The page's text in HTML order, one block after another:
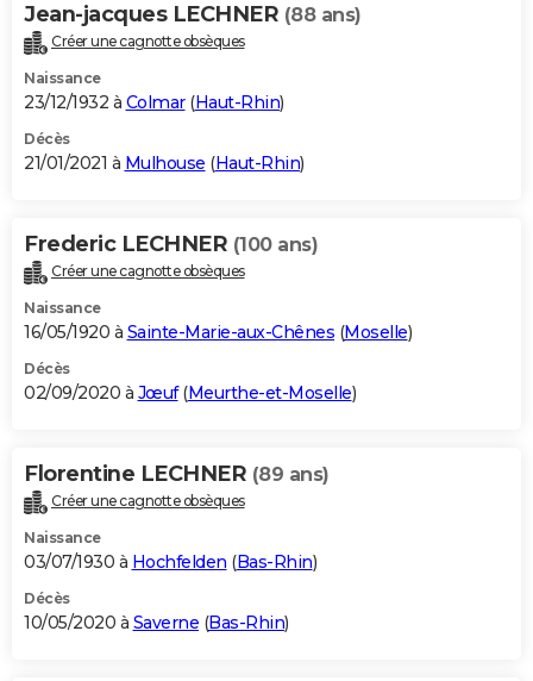
Jean-jacques LECHNER (88 ans)
Créer une cagnotte obsèques
Naissance
23/12/1932 à Colmar(Haut-Rhin)
Décès
21/01/2021 à Mulhouse (Haut-Rhin)
Frederic LECHNER (100 ans)
Créer une cagnotte obsèques
Naissance
16/05/1920 à Sainte-Marie-aux-Chênes (Moselle)
Décès
02/09/2020 à Jœuf(Meurthe-et-Moselle)
Florentine LECHNER (89 ans)
Créer une cagnotte obsèques
Naissance
03/07/1930 à Hochfelden (Bas-Rhin)
Décès
10/05/2020 à Saverne (Bas-Rhin)